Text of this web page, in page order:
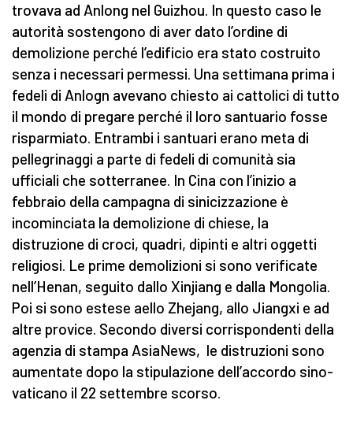
trovava ad Anlong nel Guizhou. In questo caso le
autorità sostengono di aver dato l’ordine di
demolizione perché l’edificio era stato costruito
senza i necessari permessi. Una settimana prima i
fedeli di Anlogn avevano chiesto ai cattolici di tutto
il mondo di pregare perché il loro santuario fosse
risparmiato. Entrambi i santuari erano meta di
pellegrinaggi a parte di fedeli di comunità sia
ufficiali che sotterranee. In Cina con l’inizio a
febbraio della campagna di sinicizzazione è
incominciata la demolizione di chiese, la
distruzione di croci, quadri, dipinti e altri oggetti
religiosi. Le prime demolizioni si sono verificate
nell’Henan, seguito dallo Xinjiang e dalla Mongolia.
Poi si sono estese aello Zhejang, allo Jiangxi e ad
altre provice. Secondo diversi corrispondenti della
agenzia di stampa AsiaNews, le distruzioni sono
aumentate dopo la stipulazione dell’accordo sino-
vaticano il 22 settembre scorso.